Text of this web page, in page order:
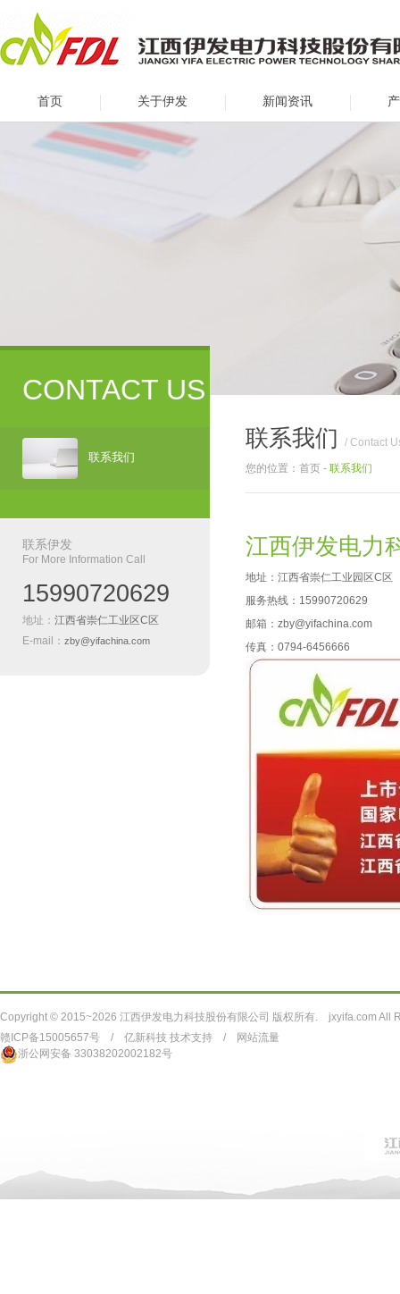
首页 关于伊发 新闻资讯
CONTACT US
联系我们
联系伊发
For More Information Call
15990720629
地址： 江西省崇仁工业区C区
E-mail： zby@yifachina.com
联系我们 / Contact
您的位置： 首页 - 联系我们
江西伊发电力
地址：江西省崇仁工业园区C区
服务热线： 15990720629
邮箱：zby@yifachina.com
传真：0794-6456666
Copyright © 2015~2026 江西伊发电力科技股份有限公司 版权所有. jxyifa.com All
赣ICP备15005657号 / 亿新科技 技术支持 /
网站流量
浙公网安备 33038202002182号